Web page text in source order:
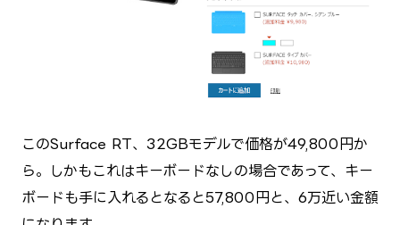
このSurface RT、32GBモデルで価格が49,800円か
ら。しかもこれはキーボードなしの場合であって、キー
ボードも手に入れるとなると57,800円と、6万近い金額